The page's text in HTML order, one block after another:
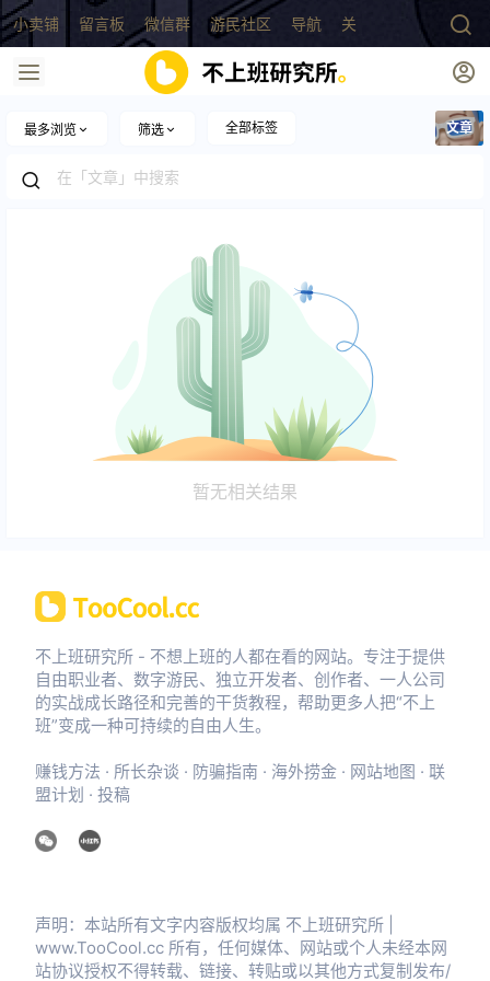
小卖铺 留言板 微信群 游民社区 导航 关于
最多浏览 筛选 全部标签 文章
暂无相关结果
不上班研究所 - 不想上班的人都在看的网站。专注于提供
自由职业者、数字游民、独立开发者、创作者、一人公司
的实战成长路径和完善的干货教程，帮助更多人把“不上
班”变成一种可持续的自由人生。
赚钱方法 · 所长杂谈 · 防骗指南 · 海外捞金 · 网站地图 · 联
盟计划 · 投稿
声明：本站所有文字内容版权均属 不上班研究所 |
www.TooCool.cc 所有，任何媒体、网站或个人未经本网
站协议授权不得转载、链接、转贴或以其他方式复制发布/